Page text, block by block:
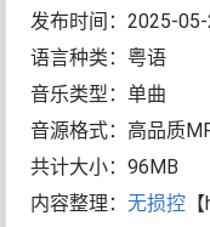
发布时间：2025-
语言种类：粤语
音乐类型：单曲
音源格式：高品质
共计大小：96MB
内容整理：无损控